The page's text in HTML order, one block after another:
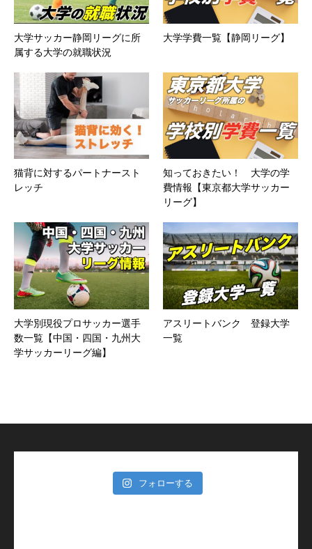
大学サッカー静岡リーグに所
属する大学の就職状況
大学学費一覧【静岡リーグ】
猫背に対するパートナースト
レッチ
知っておきたい！ 大学の学
費情報【東京都大学サッカー
リーグ】
大学別現役プロサッカー選手
数一覧【中国・四国・九州大
学サッカーリーグ編】
アスリートバンク 登録大学
一覧
フォローする